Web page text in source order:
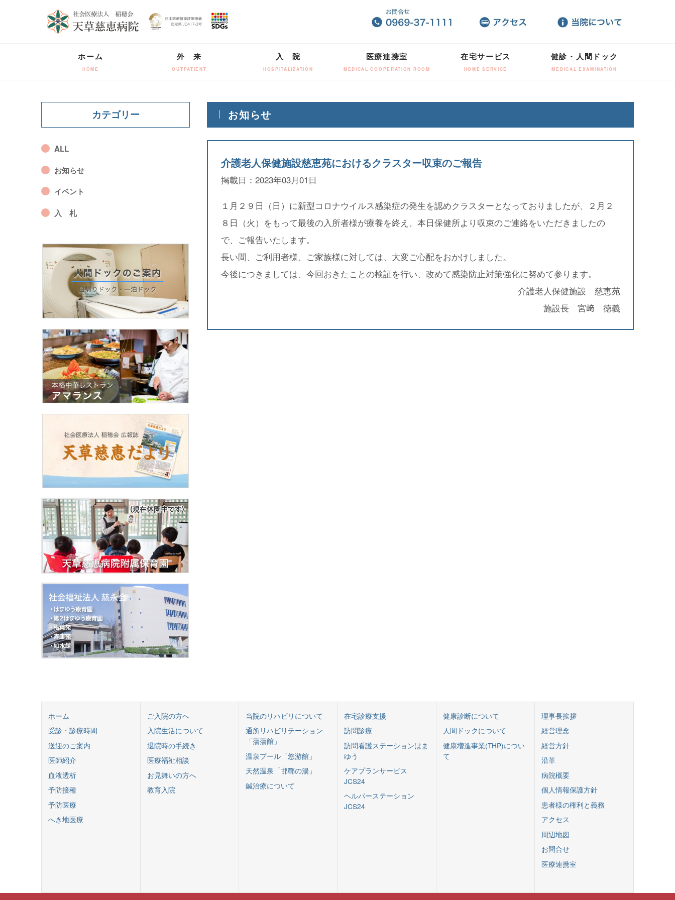
ホーム
HOME
外 来
OUTPATIENT
入 院
HOSPITALIZATION
医療連携室
MEDICAL COOPERATION ROOM
在宅サービス
HOME SERVICE
健診・人間ドック
MEDICAL EXAMINATION
カテゴリー
ALL
お知らせ
イベント
入 札
お知らせ
介護老人保健施設慈恵苑におけるクラスター収束のご報告
掲載日：2023年03月01日
１月２９日（日）に新型コロナウイルス感染症の発生を認めクラスターとなっておりましたが、２月２
８日（火）をもって最後の入所者様が療養を終え、本日保健所より収束のご連絡をいただきましたの
で、ご報告いたします。
長い間、ご利用者様、ご家族様に対しては、大変ご心配をおかけしました。
今後につきましては、今回おきたことの検証を行い、改めて感染防止対策強化に努めて参ります。
介護老人保健施設 慈恵苑
施設長 宮﨑 徳義
ホーム
受診・診療時間
送迎のご案内
医師紹介
血液透析
予防接種
予防医療
へき地医療
ご入院の方へ
入院生活について
退院時の手続き
医療福祉相談
お見舞いの方へ
教育入院
当院のリハビリについて
通所リハビリテーション
「蕩蕩館」
温泉プール「悠游館」
天然温泉「邯鄲の湯」
鍼治療について
在宅診療支援
訪問診療
訪問看護ステーションはま
ゆう
ケアプランサービス
JCS24
ヘルパーステーション
JCS24
健康診断について
人間ドックについて
健康増進事業(THP)につい
て
理事長挨拶
経営理念
経営方針
沿革
病院概要
個人情報保護方針
患者様の権利と義務
アクセス
周辺地図
お問合せ
医療連携室